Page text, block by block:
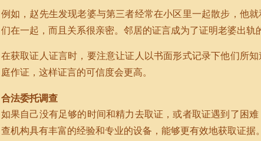
例如，赵先生发现老婆与第三者经常在小区里一起散步，他
们在一起，而且关系很亲密。邻居的证言成为了证明老婆出轨
在获取证人证言时，要注意让证人以书面形式记录下他们所
庭作证，这样证言的可信度会更高。
合法委托调查
如果自己没有足够的时间和精力去取证，或者取证遇到了困
查机构具有丰富的经验和专业的设备，能够更有效地获取证据。